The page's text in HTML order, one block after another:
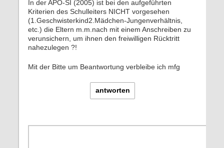
In der APO-SI (2005) ist bei den aufgeführten
Kriterien des Schulleiters NICHT vorgesehen
(1.Geschwisterkind2.Mädchen-Jungenverhältnis,
etc.) die Eltern m.m.nach mit einem Anschreiben zu
verunsichern, um ihnen den freiwilligen Rücktritt
nahezulegen ?!
Mit der Bitte um Beantwortung verbleibe ich mfg
antworten